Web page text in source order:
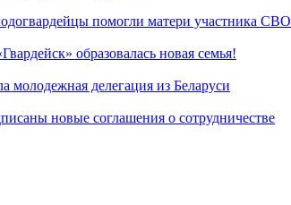
помогли матери участника СВО
образовалась новая семья!
молодежная делегация из Беларуси
новые соглашения о сотрудничестве